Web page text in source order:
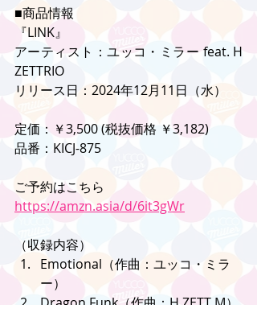
■商品情報
『LINK』
アーティスト：ユッコ・ミラー feat. H
ZETTRIO
リリース日：2024年12月11日（水）
定価：￥3,500 (税抜価格 ￥3,182)
品番：KICJ-875
ご予約はこちら
https://amzn.asia/d/6it3gWr
（収録内容）
Emotional（作曲：ユッコ・ミラ
ー）
Dragon Funk（作曲：H ZETT M）